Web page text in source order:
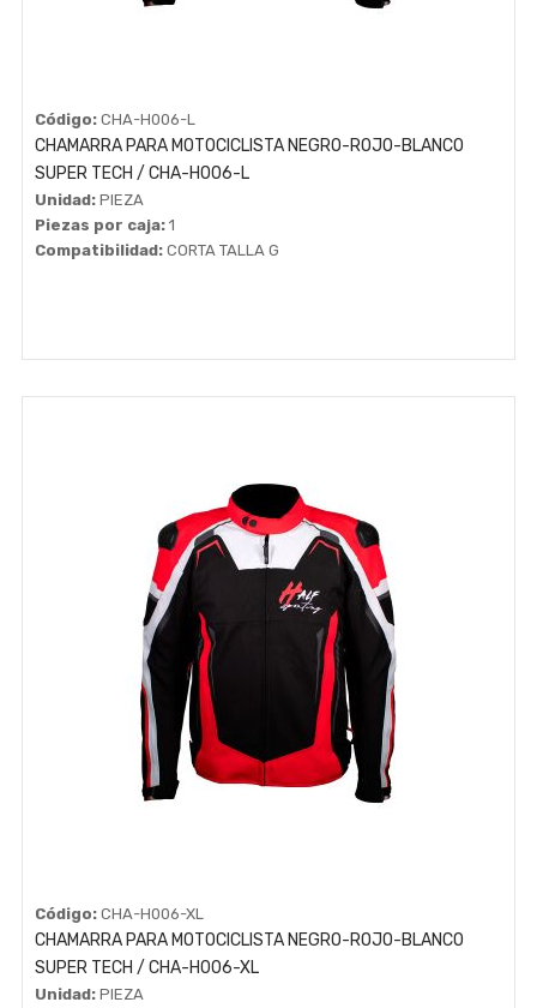
Código:CHA-H006-L
CHAMARRA PARA MOTOCICLISTA NEGRO-ROJO-BLANCO
SUPER TECH / CHA-H006-L
Unidad: PIEZA
Piezas por caja: 1
Compatibilidad: CORTA TALLA G
Código:CHA-H006-XL
CHAMARRA PARA MOTOCICLISTA NEGRO-ROJO-BLANCO
SUPER TECH / CHA-H006-XL
Unidad: PIEZA